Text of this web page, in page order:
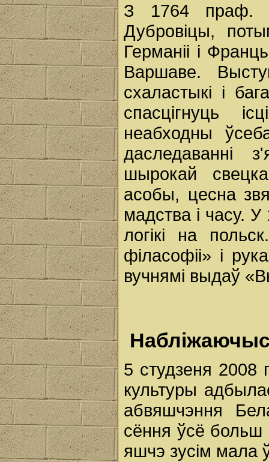
З 1764 праф. і
Дубровіцы,
Германіі і
Варшаве.
схаластыкі і
спасцігнуць
неабходны
даследаванні
шырокай
асобы, цесна
мадства і часу.
логікі на
філасофіі» і
вучнямі выдаў
5 студзеня 2008
культуры
абвяшчэння
сёння ўсё больш
яшчэ зусім мала